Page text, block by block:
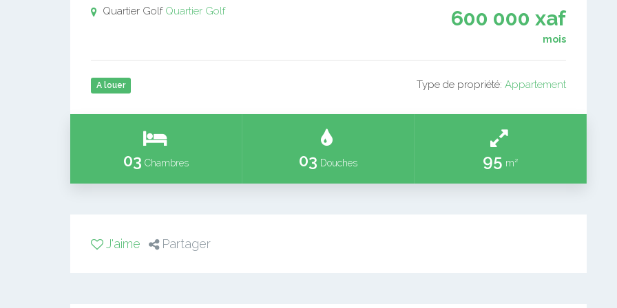
600 000 xaf
mois
Quartier Golf Quartier Golf
A louer Type de propriété: Appartement
03 Chambres 03 Douches 95 m²
J'aime Partager